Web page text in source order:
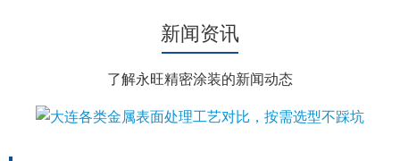
新闻资讯
了解永旺精密涂装的新闻动态